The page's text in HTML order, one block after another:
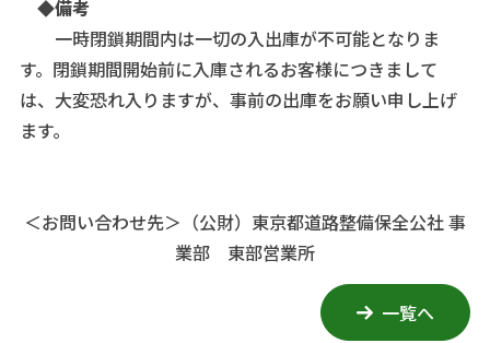
◆備考
一時閉鎖期間内は一切の入出庫が不可能となりま
す。閉鎖期間開始前に入庫されるお客様につきまして
は、大変恐れ入りますが、事前の出庫をお願い申し上げ
ます。
＜お問い合わせ先＞ （公財）東京都道路整備保全公社 事
業部 東部営業所
一覧へ